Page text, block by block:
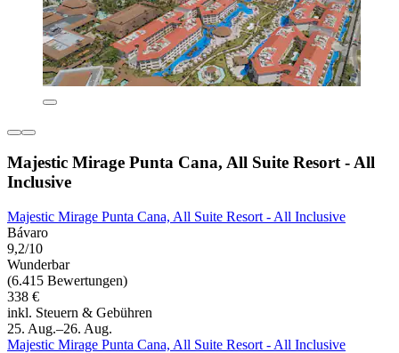
Majestic Mirage Punta Cana, All Suite Resort - All
Inclusive
Majestic Mirage Punta Cana, All Suite Resort - All Inclusive
Bávaro
9,2/10
Wunderbar
(6.415 Bewertungen)
338 €
inkl. Steuern & Gebühren
25. Aug.–26. Aug.
Majestic Mirage Punta Cana, All Suite Resort - All Inclusive